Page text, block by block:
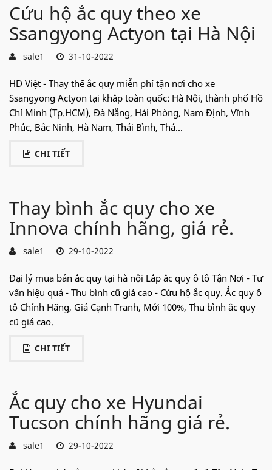
Cứu hộ ắc quy theo xe
Ssangyong Actyon tại Hà Nội
sale1 31-10-2022
HD Việt - Thay thế ắc quy miễn phí tận nơi cho xe
Ssangyong Actyon tại khắp toàn quốc: Hà Nội, thành phố Hồ
Chí Minh (Tp.HCM), Đà Nẵng, Hải Phòng, Nam Định, Vĩnh
Phúc, Bắc Ninh, Hà Nam, Thái Bình, Thá...
CHI TIẾT
Thay bình ắc quy cho xe
Innova chính hãng, giá rẻ.
sale1 29-10-2022
Đại lý mua bán ắc quy tại hà nội Lắp ắc quy ô tô Tận Nơi - Tư
vấn hiệu quả - Thu bình cũ giá cao - Cứu hộ ắc quy. Ắc quy ô
tô Chính Hãng, Giá Cạnh Tranh, Mới 100%, Thu bình ắc quy
cũ giá cao.
CHI TIẾT
Ắc quy cho xe Hyundai
Tucson chính hãng giá rẻ.
sale1 29-10-2022